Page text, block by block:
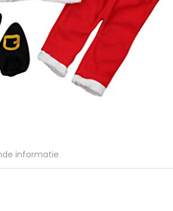
informatie